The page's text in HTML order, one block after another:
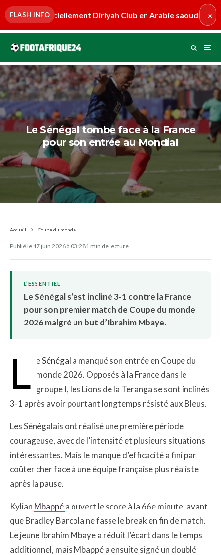
FLASH INFO
Diriyah Club en Arabie saoudite • Le Mans : ×
Le Sénégal tombe face à la France
pour son entrée au Mondial
Accueil Coupe du monde
Publié le 17 juin 2026 à 03:281 min de lecture
L’ESSENTIEL
Le Sénégal s’est incliné 3-1 contre la France
pour son premier match de Coupe du monde
2026 malgré un but d’Ibrahim Mbaye.
L eSénégal a manqué son entrée en Coupe du
monde 2026. Opposés à la France dans le
groupe I, les Lions de la Teranga se sont inclinés
3-1 après avoir pourtant longtemps résisté aux Bleus.
Les Sénégalais ont réalisé une première période
courageuse, avec de l’intensité et plusieurs situations
intéressantes. Mais le manque d’efficacité a fini par
coûter cher face à une équipe française plus réaliste
après la pause.
Kylian Mbappéa ouvert le score à la 66e minute, avant
que Bradley Barcola ne fasse le break en fin de match.
Le jeune Ibrahim Mbaye a réduit l’écart dans le temps
additionnel, mais Mbappé a ensuite signé un doublé